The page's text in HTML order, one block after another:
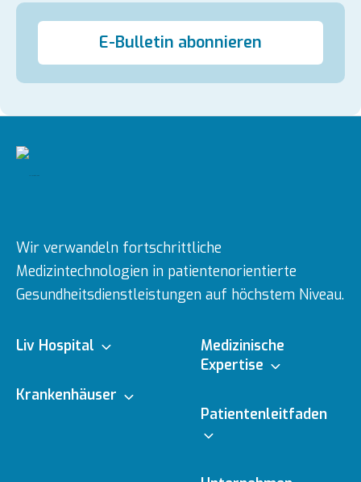
E-Bulletin abonnieren
Wir verwandeln fortschrittliche
Medizintechnologien in patientenorientierte
Gesundheitsdienstleistungen auf höchstem Niveau.
Liv Hospital
Über uns
Krankenhäuser
Medizinische
Expertise
Medizinische
Patientenleitfaden